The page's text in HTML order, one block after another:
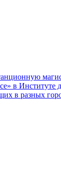
в
в разных